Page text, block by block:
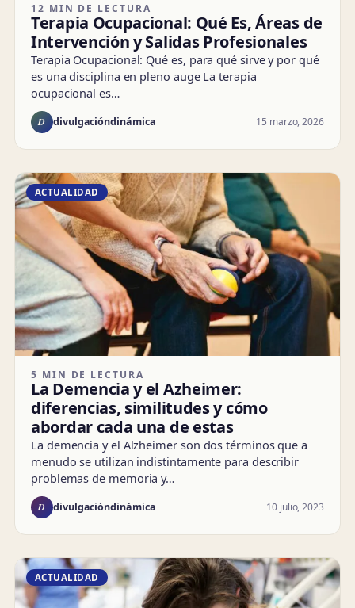
12 MIN DE LECTURA
Terapia Ocupacional: Qué Es, Áreas de
Intervención y Salidas Profesionales
Terapia Ocupacional: Qué es, para qué sirve y por qué
es una disciplina en pleno auge La terapia
ocupacional es…
D divulgacióndinámica 15 marzo, 2026
ACTUALIDAD
5 MIN DE LECTURA
La Demencia y el Azheimer:
diferencias, similitudes y cómo
abordar cada una de estas
La demencia y el Alzheimer son dos términos que a
menudo se utilizan indistintamente para describir
problemas de memoria y…
D divulgacióndinámica 10 julio, 2023
ACTUALIDAD